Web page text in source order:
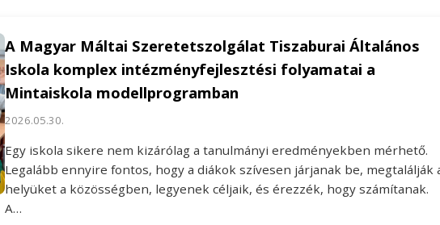
A Magyar Máltai Szeretetszolgálat Tiszaburai Általános
Iskola komplex intézményfejlesztési folyamatai a
Mintaiskola modellprogramban
2026.05.30.
Egy iskola sikere nem kizárólag a tanulmányi eredményekben mérhető.
Legalább ennyire fontos, hogy a diákok szívesen járjanak be, megtalálják
helyüket a közösségben, legyenek céljaik, és érezzék, hogy számítanak.
A…